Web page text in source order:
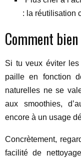
: la réutilisation
Comment
Si tu veux éviter
paille en fonction
naturelles ne se
aux smoothies,
encore à un usage
Concrètement,
facilité de